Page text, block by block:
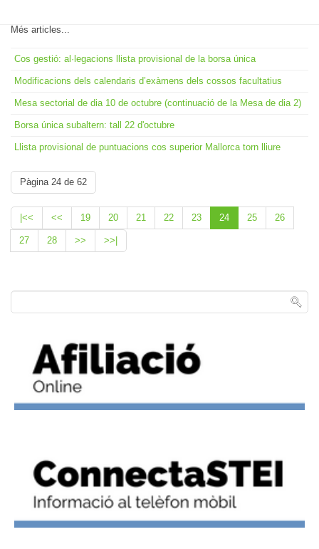
Més articles...
Cos gestió: al·legacions llista provisional de la borsa única
Modificacions dels calendaris d’exàmens dels cossos facultatius
Mesa sectorial de dia 10 de octubre (continuació de la Mesa de dia 2)
Borsa única subaltern: tall 22 d'octubre
Llista provisional de puntuacions cos superior Mallorca torn lliure
Pàgina 24 de 62
|<< << 19 20 21 22 23 24 25 26
27 28 >> >>|